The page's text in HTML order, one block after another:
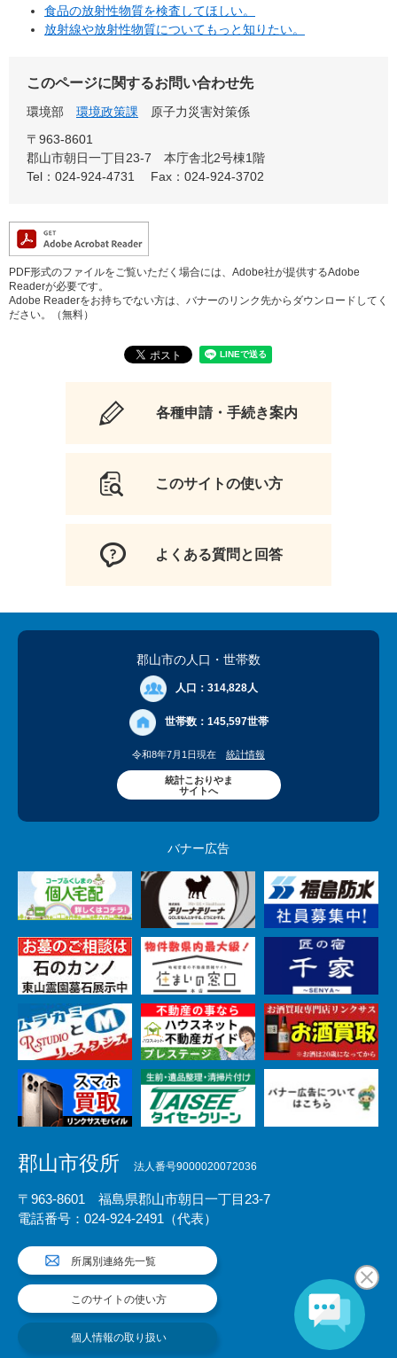
食品の放射性物質を検査してほしい。
放射線や放射性物質についてもっと知りたい。
このページに関するお問い合わせ先
環境部 環境政策課
原子力災害対策係
〒963-8601
郡山市朝日一丁目23-7 本庁舎北2号棟1階
Tel：024-924-4731
Fax：024-924-3702
PDF形式のファイルをご覧いただく場合には、Adobe社が提供するAdobe
Readerが必要です。
Adobe Readerをお持ちでない方は、バナーのリンク先からダウンロードしてく
ださい。（無料）
各種申請・手続き案内
このサイトの使い方
よくある質問と回答
郡山市の人口 ・世帯数
人口： 314,828人
世帯数： 145,597世帯
令和8年7月1日現在 統計情報
統計こおりやま
サイトへ
バナー広告
郡山市役所 法人番号9000020072036
〒963-8601 福島県郡山市朝日一丁目23-7
電話番号：024-924-2491（代表）
所属別連絡先一覧
このサイトの使い方
個人情報の取り扱い